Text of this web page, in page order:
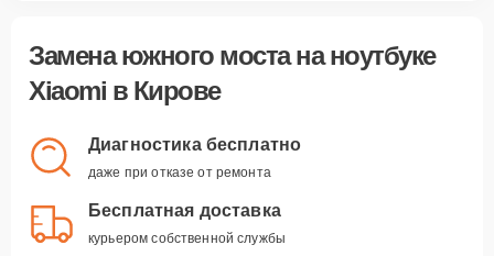
Замена южного мостана ноутбуке
Xiaomi в Кирове
Диагностика бесплатно
даже при отказе от ремонта
Бесплатная доставка
курьером собственной службы